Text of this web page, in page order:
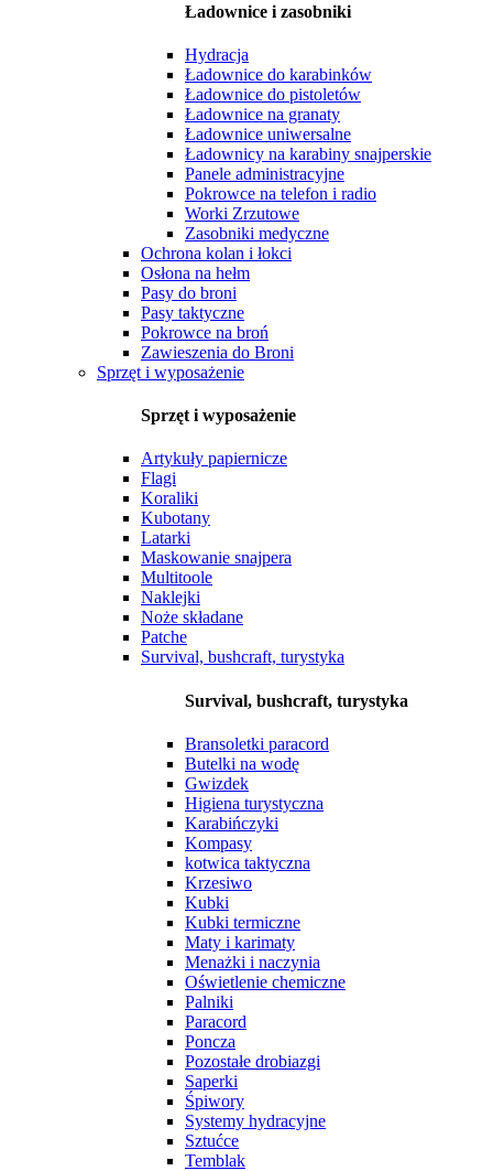
Ładownice i zasobniki
Hydracja
Ładownice do karabinków
Ładownice do pistoletów
Ładownice na granaty
Ładownice uniwersalne
Ładownicy na karabiny snajperskie
Panele administracyjne
Pokrowce na telefon i radio
Worki Zrzutowe
Zasobniki medyczne
Ochrona kolan i łokci
Osłona na hełm
Pasy do broni
Pasy taktyczne
Pokrowce na broń
Zawieszenia do Broni
Sprzęt i wyposażenie
Sprzęt i wyposażenie
Artykuły papiernicze
Flagi
Koraliki
Kubotany
Latarki
Maskowanie snajpera
Multitoole
Naklejki
Noże składane
Patche
Survival, bushcraft, turystyka
Survival, bushcraft, turystyka
Bransoletki paracord
Butelki na wodę
Gwizdek
Higiena turystyczna
Karabińczyki
Kompasy
kotwica taktyczna
Krzesiwo
Kubki
Kubki termiczne
Maty i karimaty
Menażki i naczynia
Oświetlenie chemiczne
Palniki
Paracord
Poncza
Pozostałe drobiazgi
Saperki
Śpiwory
Systemy hydracyjne
Sztućce
Temblak